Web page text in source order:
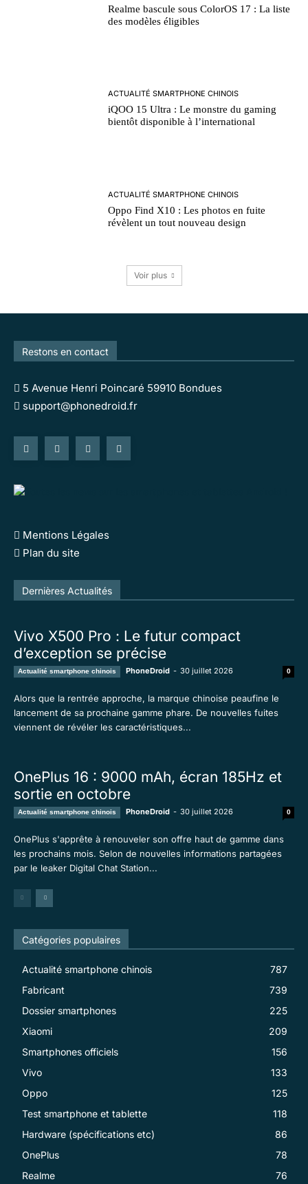
Realme bascule sous ColorOS 17 : La liste
des modèles éligibles
ACTUALITÉ SMARTPHONE CHINOIS
iQOO 15 Ultra : Le monstre du gaming
bientôt disponible à l’international
ACTUALITÉ SMARTPHONE CHINOIS
Oppo Find X10 : Les photos en fuite
révèlent un tout nouveau design
Voir plus
Restons en contact
5 Avenue Henri Poincaré 59910 Bondues
support@phonedroid.fr
Mentions Légales
Plan du site
Dernières Actualités
Vivo X500 Pro : Le futur compact
d’exception se précise
Actualité smartphone chinois PhoneDroid - 30 juillet 2026 0
Alors que la rentrée approche, la marque chinoise peaufine le
lancement de sa prochaine gamme phare. De nouvelles fuites
viennent de révéler les caractéristiques...
OnePlus 16 : 9000 mAh, écran 185Hz et
sortie en octobre
Actualité smartphone chinois PhoneDroid - 30 juillet 2026 0
OnePlus s'apprête à renouveler son offre haut de gamme dans
les prochains mois. Selon de nouvelles informations partagées
par le leaker Digital Chat Station...
Catégories populaires
Actualité smartphone chinois
787
Fabricant
739
Dossier smartphones
225
Xiaomi
209
Smartphones officiels
156
Vivo
133
Oppo
125
Test smartphone et tablette
118
Hardware (spécifications etc)
86
OnePlus
78
Realme
76